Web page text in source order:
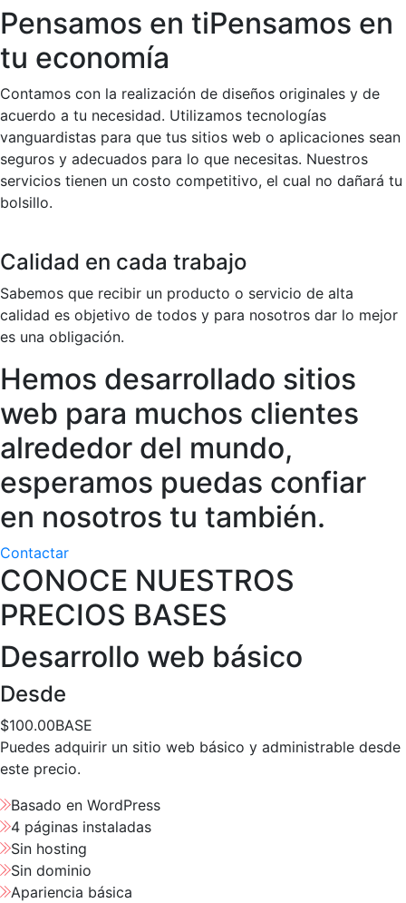
Pensamos en tiPensamos en
tu economía
Contamos con la realización de diseños originales y de
acuerdo a tu necesidad. Utilizamos tecnologías
vanguardistas para que tus sitios web o aplicaciones sean
seguros y adecuados para lo que necesitas. Nuestros
servicios tienen un costo competitivo, el cual no dañará tu
bolsillo.
Calidad en cada trabajo
Sabemos que recibir un producto o servicio de alta
calidad es objetivo de todos y para nosotros dar lo mejor
es una obligación.
Hemos desarrollado sitios
web para muchos clientes
alrededor del mundo,
esperamos puedas confiar
en nosotros tu también.
Contactar
CONOCE NUESTROS
PRECIOS BASES
Desarrollo web básico
Desde
$100.00BASE
Puedes adquirir un sitio web básico y administrable desde
este precio.
Basado en WordPress
4 páginas instaladas
Sin hosting
Sin dominio
Apariencia básica